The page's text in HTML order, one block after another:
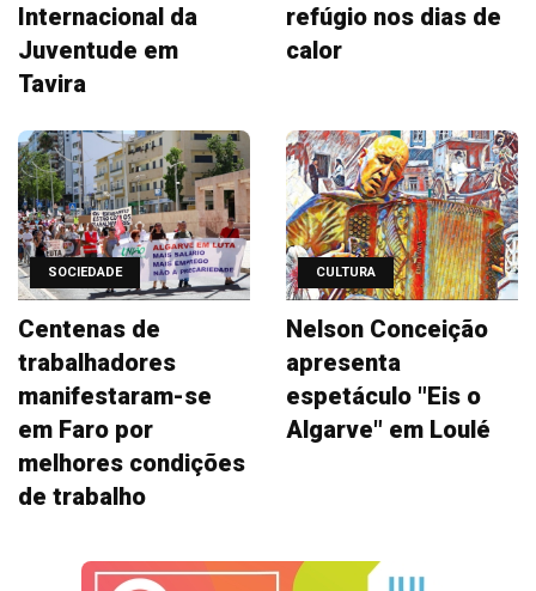
Internacional da
Juventude em
Tavira
refúgio nos dias de
calor
SOCIEDADE
Centenas de
trabalhadores
manifestaram-se
em Faro por
melhores condições
de trabalho
CULTURA
Nelson Conceição
apresenta
espetáculo "Eis o
Algarve" em Loulé